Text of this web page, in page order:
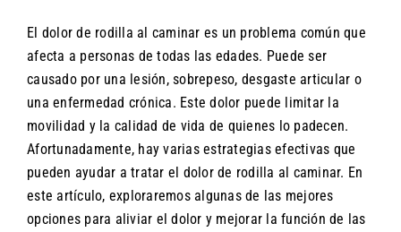
El dolor de rodilla al caminar es un problema común que
afecta a personas de todas las edades. Puede ser
causado por una lesión, sobrepeso, desgaste articular o
una enfermedad crónica. Este dolor puede limitar la
movilidad y la calidad de vida de quienes lo padecen.
Afortunadamente, hay varias estrategias efectivas que
pueden ayudar a tratar el dolor de rodilla al caminar. En
este artículo, exploraremos algunas de las mejores
opciones para aliviar el dolor y mejorar la función de las